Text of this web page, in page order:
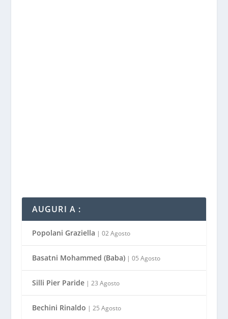
AUGURI A :
Popolani Graziella | 02 Agosto
Basatni Mohammed (Baba)| 05 Agosto
Silli Pier Paride| 23 Agosto
Bechini Rinaldo | 25 Agosto